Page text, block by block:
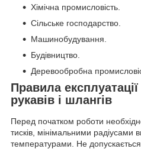
Хімічна промисловість.
Сільське господарство.
Машинобудування.
Будівництво.
Деревообробна
Правила
рукавів і шлангів
Перед початком роботи
тисків, мінімальними радіусами
температурами. Не